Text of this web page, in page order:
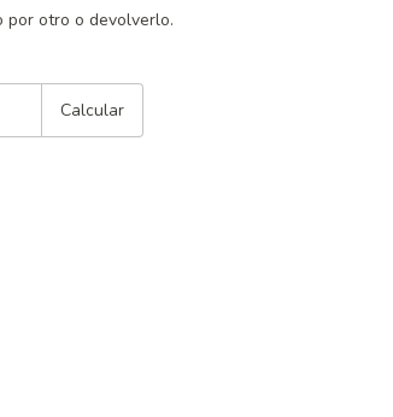
por otro o devolverlo.
Calcular